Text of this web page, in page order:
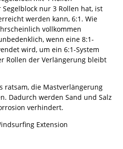
nur 3 Rollen hat, ist
werden kann, 6:1. Wie
vollkommen
wenn eine 8:1-
wird, um ein 6:1-System
Rollen der Verlängerung bleibt
ratsam, die Mastverlängerung
Dadurch werden Sand und Salz
verhindert.